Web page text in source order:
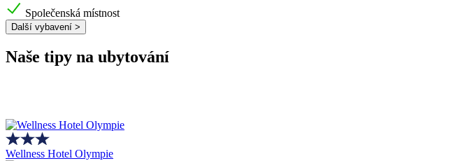
Společenská místnost
Další vybavení >
Naše tipy na ubytování
Wellness Hotel Olympie